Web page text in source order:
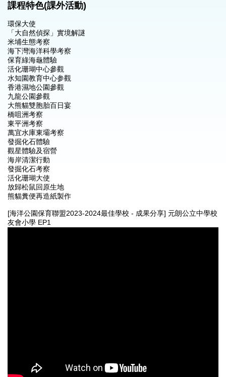
課程特色(課外活動)
環保大使
「大自然偵探」實境解謎
米埔生態考察
海下灣海洋科學考察
保育綠海龜體驗
活化珊瑚中心參觀
水知園教育中心参觀
香港濕地公園參觀
九龍公園參觀
大熊貓雙胞胎百日宴
橋咀洲考察
東平洲考察
萬宜水庫東壩考察
發掘化石體驗
觀星體驗及宿營
海岸清潔行動
發掘化石考察
活化珊瑚大使
放歸松鼠回原生地
熊貓糞便再造紙製作
[海洋公園保育聯盟2023-2024最佳學校 - 成果分享] 元朗公立中學校
友會小學 EP1